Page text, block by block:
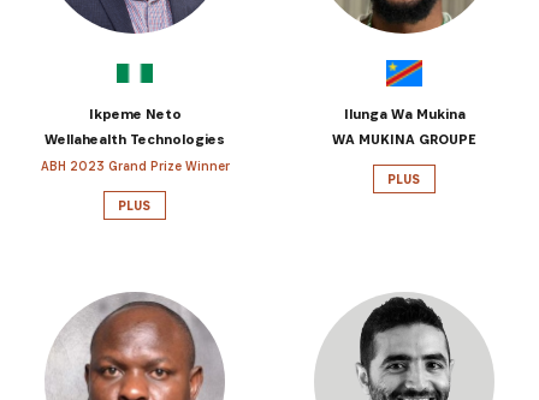
Ikpeme Neto
Wellahealth Technologies
ABH 2023 Grand Prize Winner
PLUS
Ilunga Wa Mukina
WA MUKINA GROUPE
PLUS